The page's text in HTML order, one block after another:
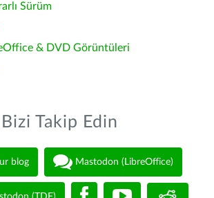
Sürüm
& DVD Görüntüleri
Bizi Takip Edin
blog Mastodon (LibreOffice)